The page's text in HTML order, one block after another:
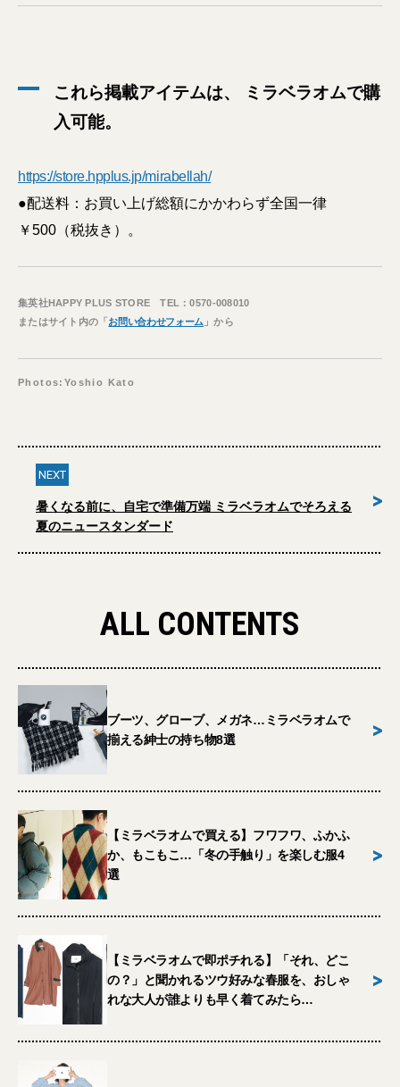
これら掲載アイテムは、 ミラベラオムで購
入可能。
https://store.hpplus.jp/mirabellah/
●配送料：お買い上げ総額にかかわらず全国一律
￥500（税抜き）。
集英社HAPPY PLUS STORE TEL：0570-008010
またはサイト内の「お問い合わせフォーム 」から
Photos:Yoshio Kato
NEXT
暑くなる前に、自宅で準備万端 ミラベラオムでそろえる
夏のニュースタンダード
>
ALL CONTENTS
ブーツ、グローブ、メガネ…ミラベラオムで
揃える紳士の持ち物8選
>
【ミラベラオムで買える】フワフワ、ふかふ
か、もこもこ…「冬の手触り」を楽しむ服4
選
>
【ミラベラオムで即ポチれる】「それ、どこ
の？」と聞かれるツウ好みな春服を、おしゃ
れな大人が誰よりも早く着てみたら…
>